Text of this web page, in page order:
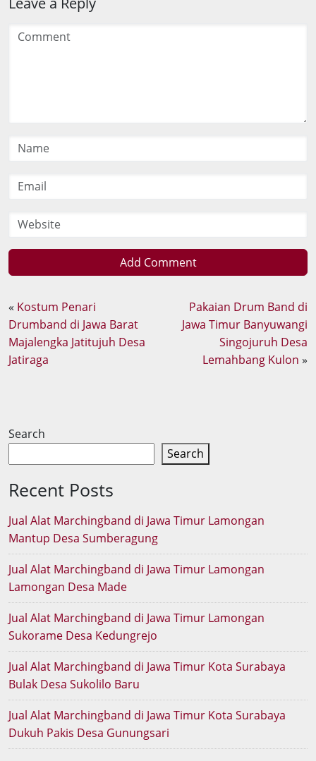
Add Comment
« Kostum Penari
Drumband di Jawa Barat
Majalengka Jatitujuh Desa
Jatiraga
Pakaian Drum Band di
Jawa Timur Banyuwangi
Singojuruh Desa
Lemahbang Kulon »
Search
Search
Recent Posts
Jual Alat Marchingband di Jawa Timur Lamongan
Mantup Desa Sumberagung
Jual Alat Marchingband di Jawa Timur Lamongan
Lamongan Desa Made
Jual Alat Marchingband di Jawa Timur Lamongan
Sukorame Desa Kedungrejo
Jual Alat Marchingband di Jawa Timur Kota Surabaya
Bulak Desa Sukolilo Baru
Jual Alat Marchingband di Jawa Timur Kota Surabaya
Dukuh Pakis Desa Gunungsari